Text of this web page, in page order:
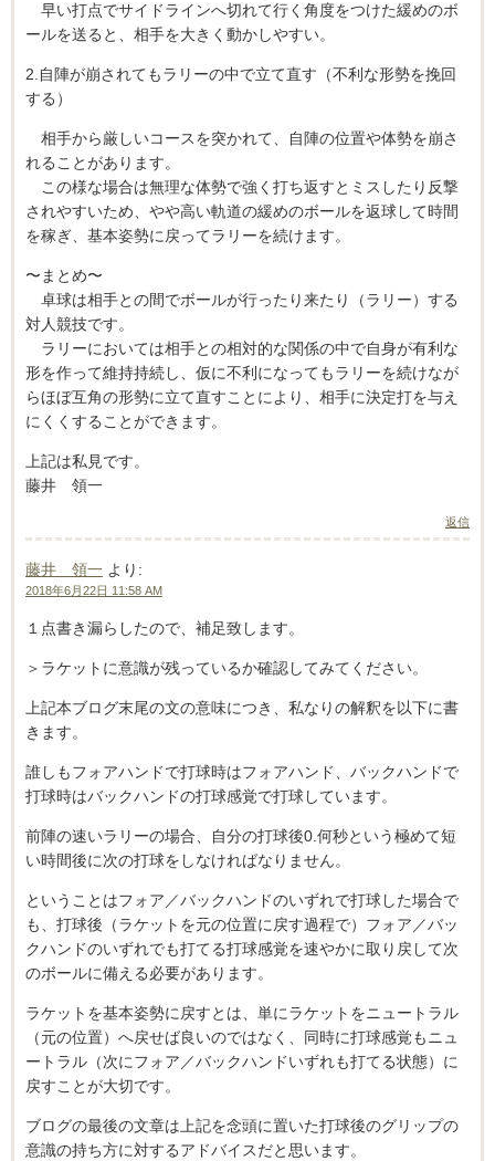
早い打点でサイドラインへ切れて行く角度をつけた緩めのボ
ールを送ると、相手を大きく動かしやすい。
2.自陣が崩されてもラリーの中で立て直す（不利な形勢を挽回
する）
相手から厳しいコースを突かれて、自陣の位置や体勢を崩さ
れることがあります。
この様な場合は無理な体勢で強く打ち返すとミスしたり反撃
されやすいため、やや高い軌道の緩めのボールを返球して時間
を稼ぎ、基本姿勢に戻ってラリーを続けます。
〜まとめ〜
卓球は相手との間でボールが行ったり来たり（ラリー）する
対人競技です。
ラリーにおいては相手との相対的な関係の中で自身が有利な
形を作って維持持続し、仮に不利になってもラリーを続けなが
らほぼ互角の形勢に立て直すことにより、相手に決定打を与え
にくくすることができます。
上記は私見です。
藤井 領一
返信
藤井 領一 より:
2018年6月22日 11:58 AM
１点書き漏らしたので、補足致します。
＞ラケットに意識が残っているか確認してみてください。
上記本ブログ末尾の文の意味につき、私なりの解釈を以下に書
きます。
誰しもフォアハンドで打球時はフォアハンド、バックハンドで
打球時はバックハンドの打球感覚で打球しています。
前陣の速いラリーの場合、自分の打球後0.何秒という極めて短
い時間後に次の打球をしなければなりません。
ということはフォア／バックハンドのいずれで打球した場合で
も、打球後（ラケットを元の位置に戻す過程で）フォア／バッ
クハンドのいずれでも打てる打球感覚を速やかに取り戻して次
のボールに備える必要があります。
ラケットを基本姿勢に戻すとは、単にラケットをニュートラル
（元の位置）へ戻せば良いのではなく、同時に打球感覚もニュ
ートラル（次にフォア／バックハンドいずれも打てる状態）に
戻すことが大切です。
ブログの最後の文章は上記を念頭に置いた打球後のグリップの
意識の持ち方に対するアドバイスだと思います。